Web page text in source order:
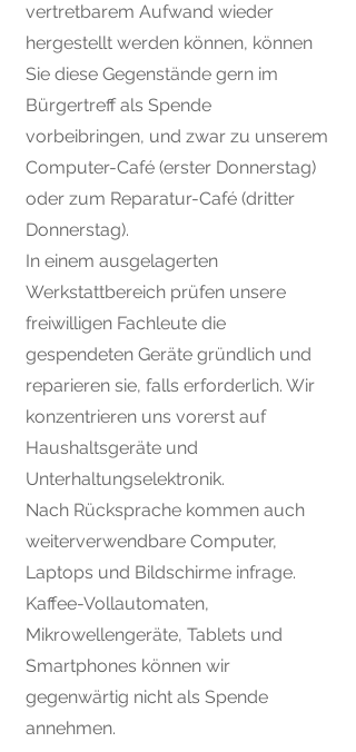
vertretbarem Aufwand wieder
hergestellt werden können, können
Sie diese Gegenstände gern im
Bürgertreff als Spende
vorbeibringen, und zwar zu unserem
Computer-Café (erster Donnerstag)
oder zum Reparatur-Café (dritter
Donnerstag).
In einem ausgelagerten
Werkstattbereich prüfen unsere
freiwilligen Fachleute die
gespendeten Geräte gründlich und
reparieren sie, falls erforderlich. Wir
konzentrieren uns vorerst auf
Haushaltsgeräte und
Unterhaltungselektronik.
Nach Rücksprache kommen auch
weiterverwendbare Computer,
Laptops und Bildschirme infrage.
​Kaffee-Vollautomaten,
Mikrowellengeräte, Tablets und
Smartphones können wir
gegenwärtig nicht als Spende
annehmen.